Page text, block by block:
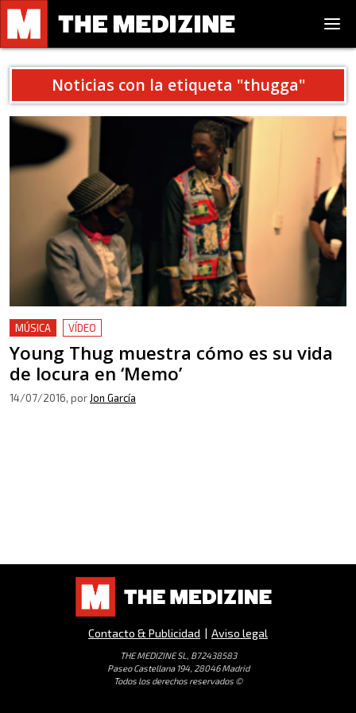
Noticias con la etiqueta "thugga"
MÚSICA VÍDEO
Young Thug muestra cómo es su vida
de locura en ‘Memo’
14/07/2016, por Jon García
Contacto & Publicidad | Aviso legal
THE MEDIZINE SL, B72438583
Paseo Castellana 194, 28046 Madrid
Todos los derechos reservados ©